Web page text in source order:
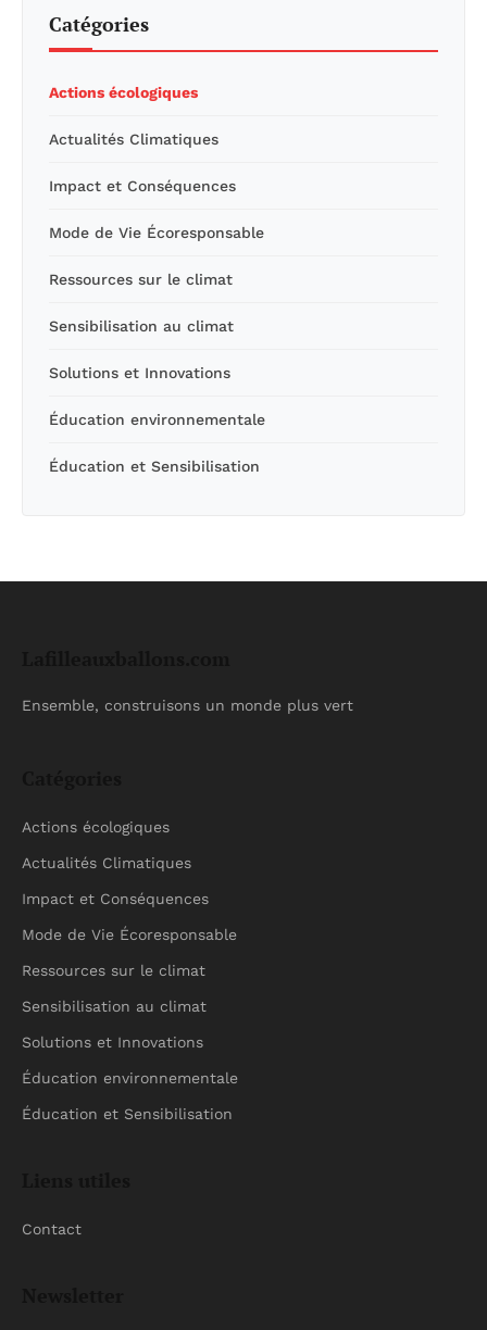
Catégories
Actions écologiques
Actualités Climatiques
Impact et Conséquences
Mode de Vie Écoresponsable
Ressources sur le climat
Sensibilisation au climat
Solutions et Innovations
Éducation environnementale
Éducation et Sensibilisation
Ensemble, construisons un monde plus vert
Actions écologiques
Actualités Climatiques
Impact et Conséquences
Mode de Vie Écoresponsable
Ressources sur le climat
Sensibilisation au climat
Solutions et Innovations
Éducation environnementale
Éducation et Sensibilisation
Contact